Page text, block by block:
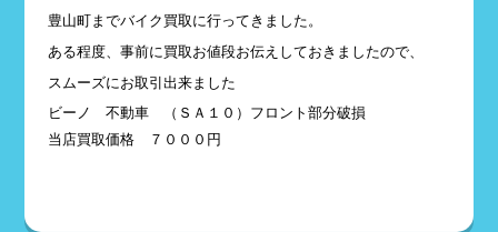
豊山町までバイク買取に行ってきました。
ある程度、事前に買取お値段お伝えしておきましたので、
スムーズにお取引出来ました
ビーノ 不動車 （ＳＡ１０）フロント部分破損
当店買取価格 ７０００円